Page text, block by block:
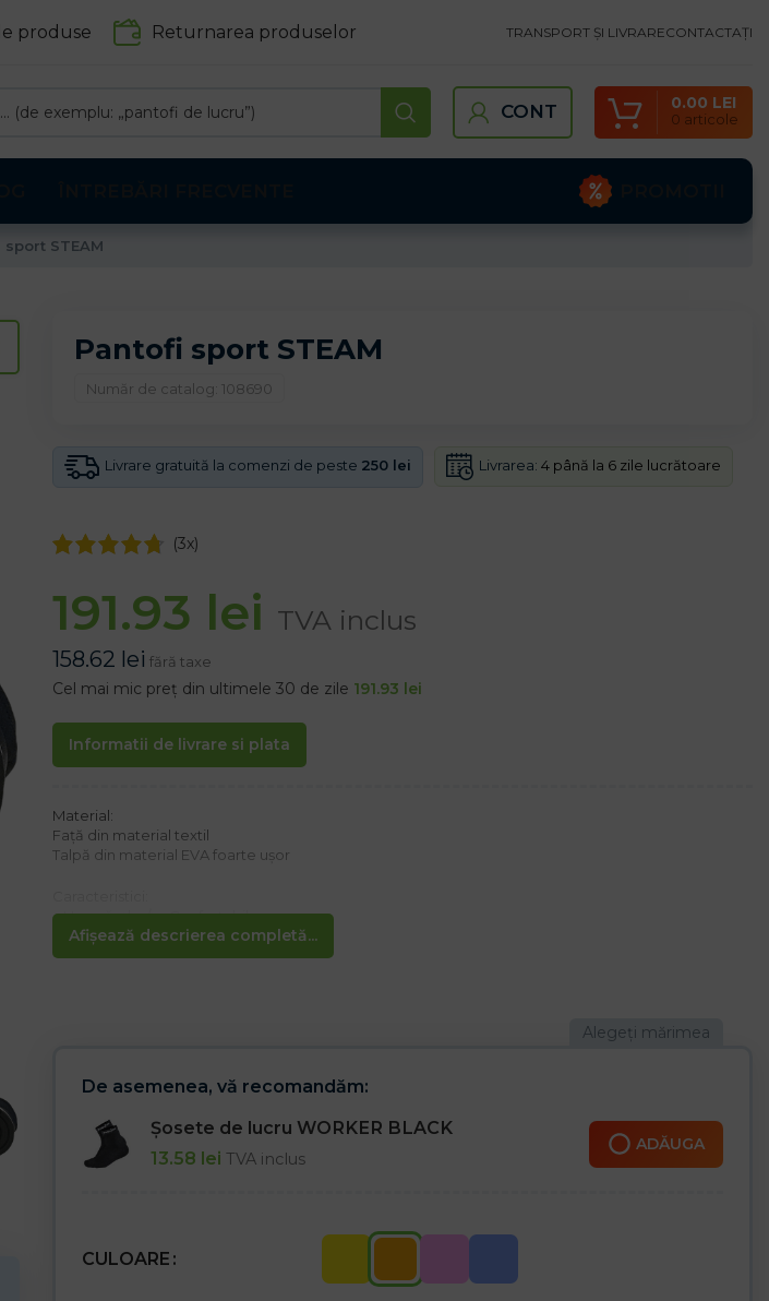
produse Returnarea produselor TRANSPORT ȘI LIVRARECONTACTAȚI
CONT 0 articole
0.00 LEI
sport STEAM
CLICK PENTRU A MARI
Pantofi sport STEAM
Număr de catalog: 108690
Livrare gratuită la comenzi de peste 250 lei Livrarea: 4 până la 6 zile lucrătoare
(3x)
191.93 lei TVA inclus
158.62 lei fără taxe
Cel mai mic preț din ultimele 30 de zile 191.93 lei
Informatii de livrare si plata
Afișează descrierea completă...
Material:
Față din material textil
Talpă din material EVA foarte ușor
– Ușoară < br />– Confortabil
– respirabil
– Mărimi pentru bărbați și femei
De asemenea, vă recomandăm:
Șosete de lucru WORKER BLACK
13.58 lei TVA inclus
ADĂUGA
CULOARE